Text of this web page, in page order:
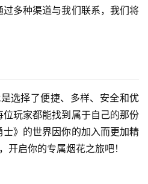
多种渠道与我们联系，我们将
选择了便捷、多样、安全和优
玩家都能找到属于自己的那份
》的世界因你的加入而更加精
开启你的专属烟花之旅吧！